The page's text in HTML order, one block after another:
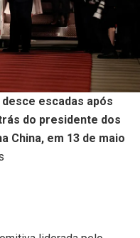
escadas após
do presidente dos
China, em 13 de maio